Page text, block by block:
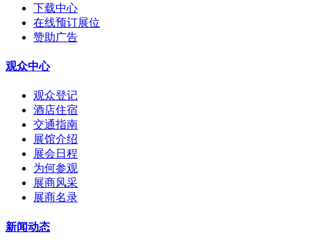
下载中心
在线预订展位
赞助广告
观众中心
观众登记
酒店住宿
交通指南
展馆介绍
展会日程
为何参观
展商风采
展商名录
新闻动态